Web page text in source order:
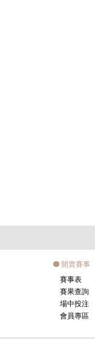
開賣賽事
賽事表
賽果查詢
場中投注
會員專區